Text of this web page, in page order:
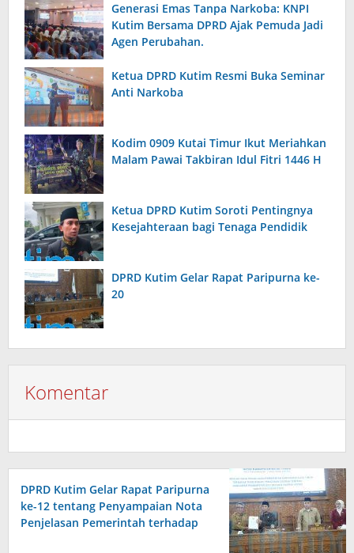
Generasi Emas Tanpa Narkoba: KNPI
Kutim Bersama DPRD Ajak Pemuda Jadi
Agen Perubahan.
Ketua DPRD Kutim Resmi Buka Seminar
Anti Narkoba
Kodim 0909 Kutai Timur Ikut Meriahkan
Malam Pawai Takbiran Idul Fitri 1446 H
Ketua DPRD Kutim Soroti Pentingnya
Kesejahteraan bagi Tenaga Pendidik
DPRD Kutim Gelar Rapat Paripurna ke-
20
Komentar
DPRD Kutim Gelar Rapat Paripurna
ke-12 tentang Penyampaian Nota
Penjelasan Pemerintah terhadap